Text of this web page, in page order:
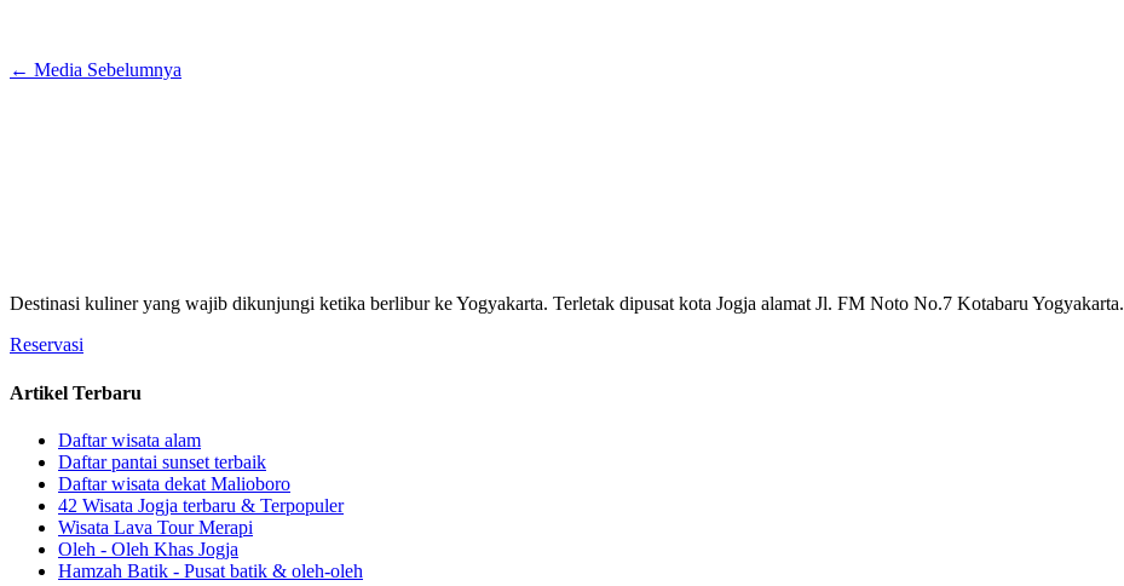
← Media Sebelumnya
Destinasi kuliner yang wajib dikunjungi ketika berlibur ke Yogyakarta. Terletak dipusat kota Jogja alamat Jl. FM Noto No.7 Kotabaru Yogyakarta.
Reservasi
Artikel Terbaru
Daftar wisata alam
Daftar pantai sunset terbaik
Daftar wisata dekat Malioboro
42 Wisata Jogja terbaru & Terpopuler
Wisata Lava Tour Merapi
Oleh - Oleh Khas Jogja
Hamzah Batik - Pusat batik & oleh-oleh